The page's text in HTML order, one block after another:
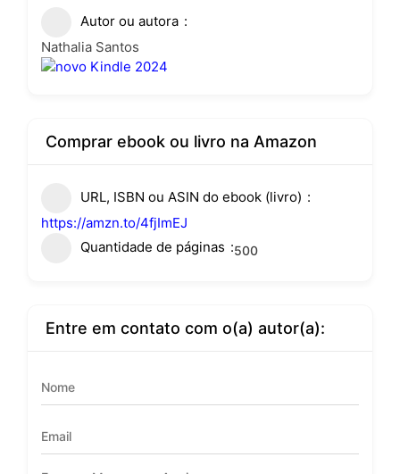
Autor ou autora
Nathalia Santos
Comprar ebook ou livro na Amazon
URL, ISBN ou ASIN do ebook (livro)
https://amzn.to/4fjImEJ
Quantidade de páginas
500
Entre em contato com o(a) autor(a):